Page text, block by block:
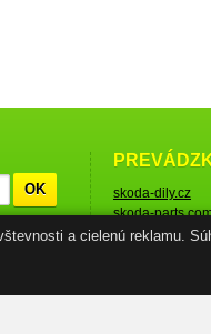
a cielenú reklamu.
OK
skoda-dily.cz
skoda-
© Škoda-